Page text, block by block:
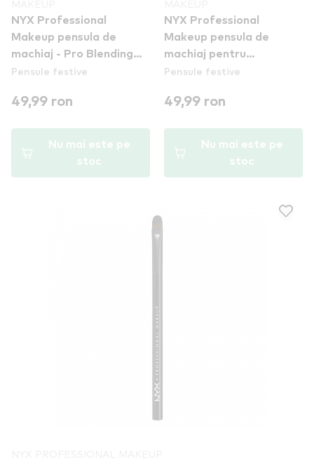
NYX Professional
Makeup pensula de
machiaj - Pro Blending
Brush (PROB16)
Pensule festive
49,99 ron
Nu mai este pe
stoc
NYX Professional
Makeup pensula de
machiaj pentru
sprancene - Pro Dual
Pensule festive
49,99 ron
Nu mai este pe
stoc